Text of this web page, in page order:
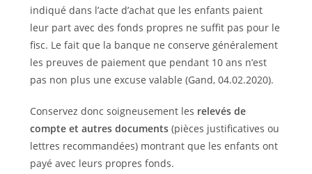
indiqué dans l’acte d’achat que les enfants paient
leur part avec des fonds propres ne suffit pas pour le
fisc. Le fait que la banque ne conserve généralement
les preuves de paiement que pendant 10 ans n’est
pas non plus une excuse valable (Gand, 04.02.2020).
Conservez donc soigneusement les relevés de
compte et autres documents (pièces justificatives ou
lettres recommandées) montrant que les enfants ont
payé avec leurs propres fonds.